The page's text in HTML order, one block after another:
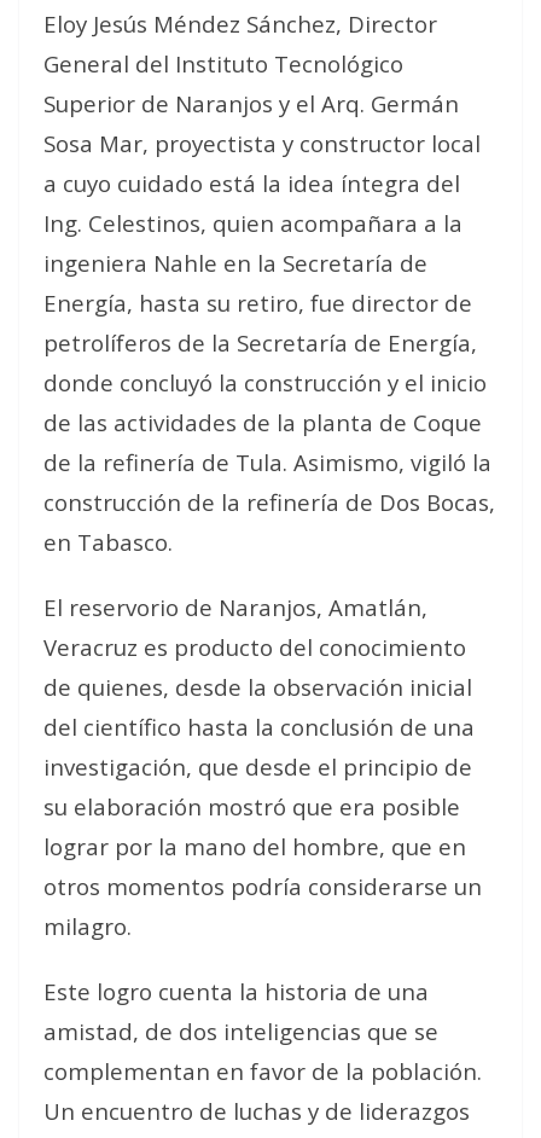
Eloy Jesús Méndez Sánchez, Director
General del Instituto Tecnológico
Superior de Naranjos y el Arq. Germán
Sosa Mar, proyectista y constructor local
a cuyo cuidado está la idea íntegra del
Ing. Celestinos, quien acompañara a la
ingeniera Nahle en la Secretaría de
Energía, hasta su retiro, fue director de
petrolíferos de la Secretaría de Energía,
donde concluyó la construcción y el inicio
de las actividades de la planta de Coque
de la refinería de Tula. Asimismo, vigiló la
construcción de la refinería de Dos Bocas,
en Tabasco.
El reservorio de Naranjos, Amatlán,
Veracruz es producto del conocimiento
de quienes, desde la observación inicial
del científico hasta la conclusión de una
investigación, que desde el principio de
su elaboración mostró que era posible
lograr por la mano del hombre, que en
otros momentos podría considerarse un
milagro.
Este logro cuenta la historia de una
amistad, de dos inteligencias que se
complementan en favor de la población.
Un encuentro de luchas y de liderazgos